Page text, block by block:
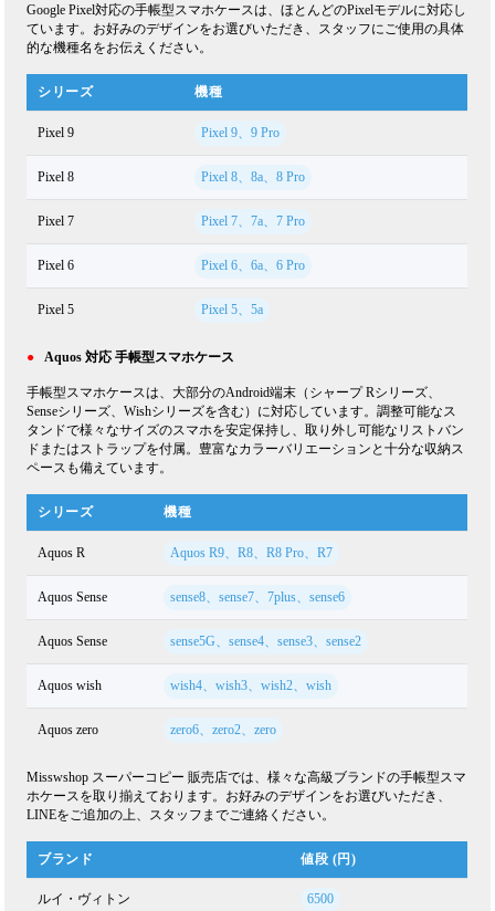
Google Pixel対応の手帳型スマホケースは、ほとんどのPixelモデルに対応し
ています。お好みのデザインをお選びいただき、スタッフにご使用の具体
的な機種名をお伝えください。
シリーズ 機種
Pixel 9 Pixel 9、9 Pro
Pixel 8 Pixel 8、8a、8 Pro
Pixel 7 Pixel 7、7a、7 Pro
Pixel 6 Pixel 6、6a、6 Pro
Pixel 5 Pixel 5、5a
● Aquos 対応 手帳型スマホケース
手帳型スマホケースは、大部分のAndroid端末（シャープ Rシリーズ、
Senseシリーズ、Wishシリーズを含む）に対応しています。調整可能なス
タンドで様々なサイズのスマホを安定保持し、取り外し可能なリストバン
ドまたはストラップを付属。豊富なカラーバリエーションと十分な収納ス
ペースも備えています。
シリーズ 機種
Aquos R Aquos R9、R8、R8 Pro、R7
Aquos Sense sense8、sense7、7plus、sense6
Aquos Sense sense5G、sense4、sense3、sense2
Aquos wish wish4、wish3、wish2、wish
Aquos zero zero6、zero2、zero
Misswshop スーパーコピー 販売店では、様々な高級ブランドの手帳型スマ
ホケースを取り揃えております。お好みのデザインをお選びいただき、
LINEをご追加の上、スタッフまでご連絡ください。
ブランド 値段 (円)
ルイ・ヴィトン 6500